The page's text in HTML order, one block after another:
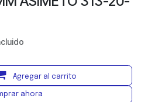
Agregar al carrito
ahora